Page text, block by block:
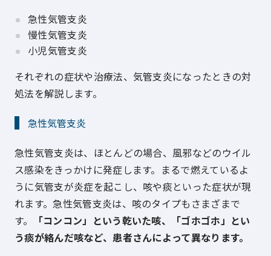
急性気管支炎
慢性気管支炎
小児気管支炎
それぞれの症状や治療法、気管支炎になったときの対
処法を解説します。
急性気管支炎
急性気管支炎は、ほとんどの場合、風邪などのウイル
ス感染をきっかけに発症します。まるで燃えているよ
うに気管支が炎症を起こし、咳や痰といった症状が現
れます。急性気管支炎は、咳のタイプもさまざまで
す。
「コンコン」という乾いた咳、「ゴホゴホ」とい
う痰が絡んだ咳など、患者さんによって異なります。